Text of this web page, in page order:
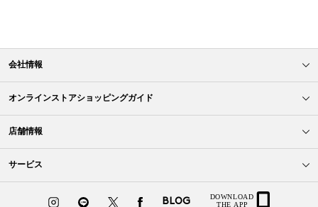
会社情報
オンラインストアショッピングガイド
店舗情報
サービス
BLOG